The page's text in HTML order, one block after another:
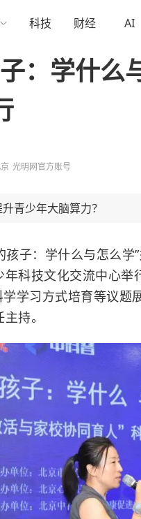
科技 财经 AI
：学什么
光明网官方账号
青少年大脑算力？
子：学什么与怎么学”
科技文化交流中心
学习方式培育等议题
持。